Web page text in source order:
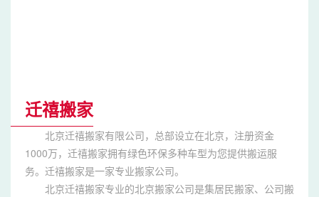
迁禧搬家
北京迁禧搬家有限公司，总部设立在北京，注册资金
1000万，迁禧搬家拥有绿色环保多种车型为您提供搬运服
务。迁禧搬家是一家专业搬家公司。
北京迁禧搬家专业的北京搬家公司是集居民搬家、公司搬